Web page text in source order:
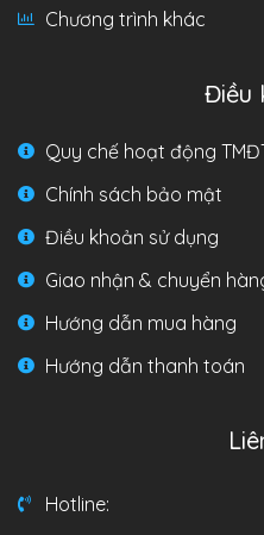
Chương trình khác
Điều
Quy chế hoạt động
Chính sách bảo mật
Điều khoản sử dụng
Giao nhận & chuyển
Hướng dẫn mua hàng
Hướng dẫn thanh toán
Hotline: